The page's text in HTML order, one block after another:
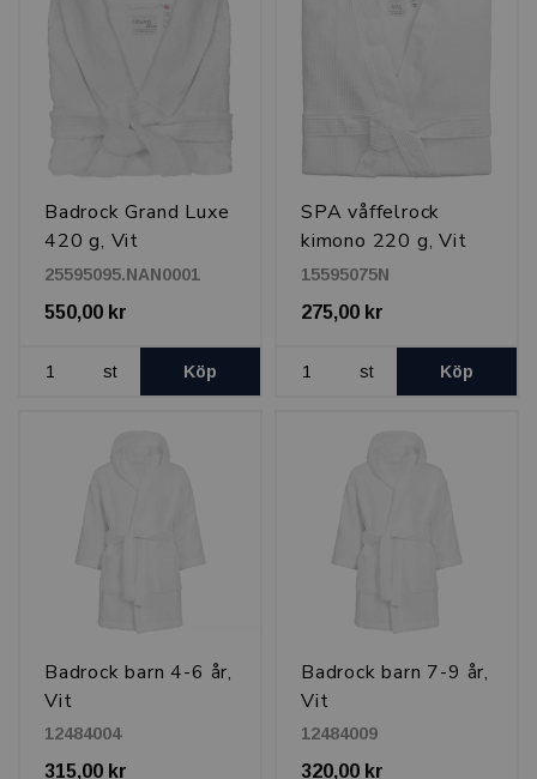
Badrock Grand Luxe
420 g, Vit
25595095.NAN0001
550,00 kr
st Köp
SPA våffelrock
kimono 220 g, Vit
15595075N
275,00 kr
st Köp
Badrock barn 4-6 år,
Vit
12484004
315,00 kr
Badrock barn 7-9 år,
Vit
12484009
320,00 kr